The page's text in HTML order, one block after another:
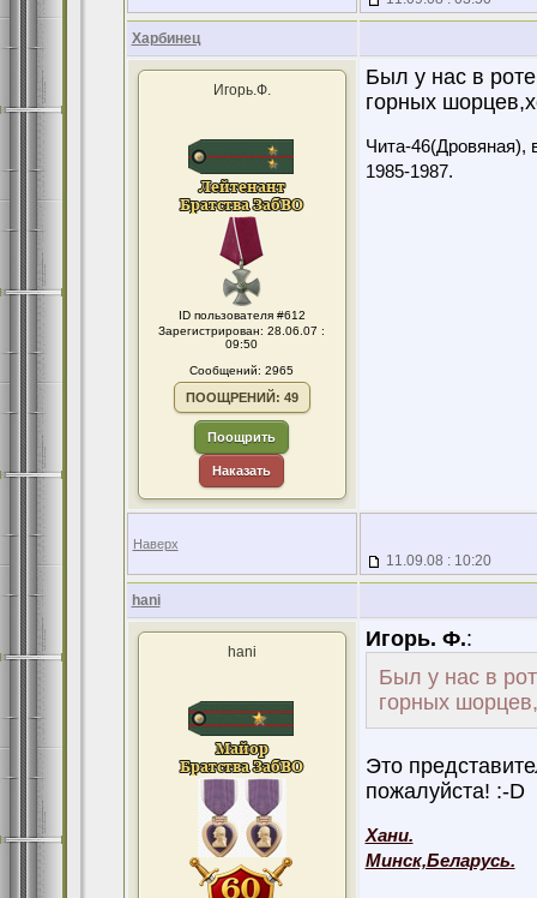
Харбинец
Игорь.Ф.
ID пользователя #612
Зарегистрирован: 28.06.07 :
09:50
Сообщений: 2965
ПООЩРЕНИЙ: 49
Поощрить
Наказать
Был у нас в
горных
Чита-46(Дровяная),
1985-1987.
Наверх
11.09.08 : 10:20
hani
hani
Игорь. Ф.:
Был у нас в
горных
Это
пожалуйста! :-D
Хани.
Минск,Беларусь.